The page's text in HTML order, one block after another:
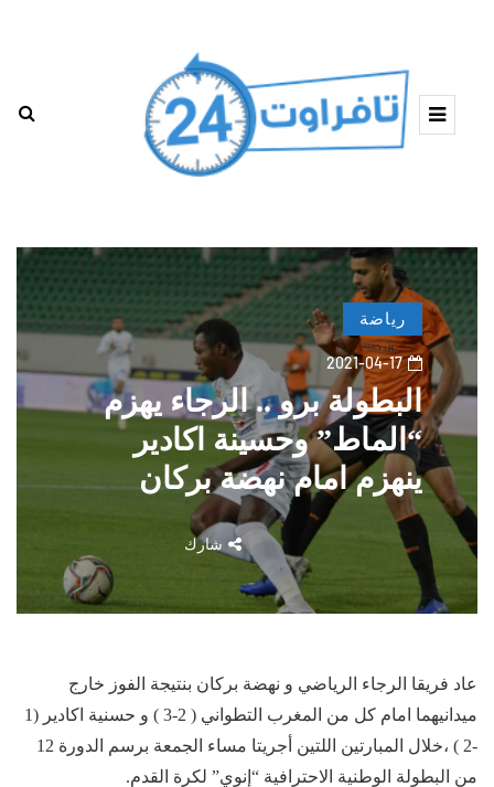
رياضة
2021-04-17
البطولة برو .. الرجاء يهزم
“الماط” وحسينة اكادير
ينهزم امام نهضة بركان
شارك
عاد فريقا الرجاء الرياضي و نهضة بركان بنتيجة الفوز خارج
ميدانيهما امام كل من المغرب التطواني ( 2-3 ) و حسنية اكادير (1
-2 ) ،خلال المبارتين اللتين أجريتا مساء الجمعة برسم الدورة 12
من البطولة الوطنية الاحترافية “إنوي” لكرة القدم.